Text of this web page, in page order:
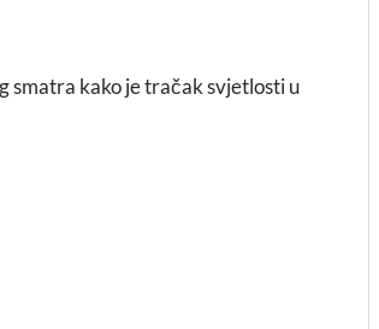
smatra kako je tračak svjetlosti u